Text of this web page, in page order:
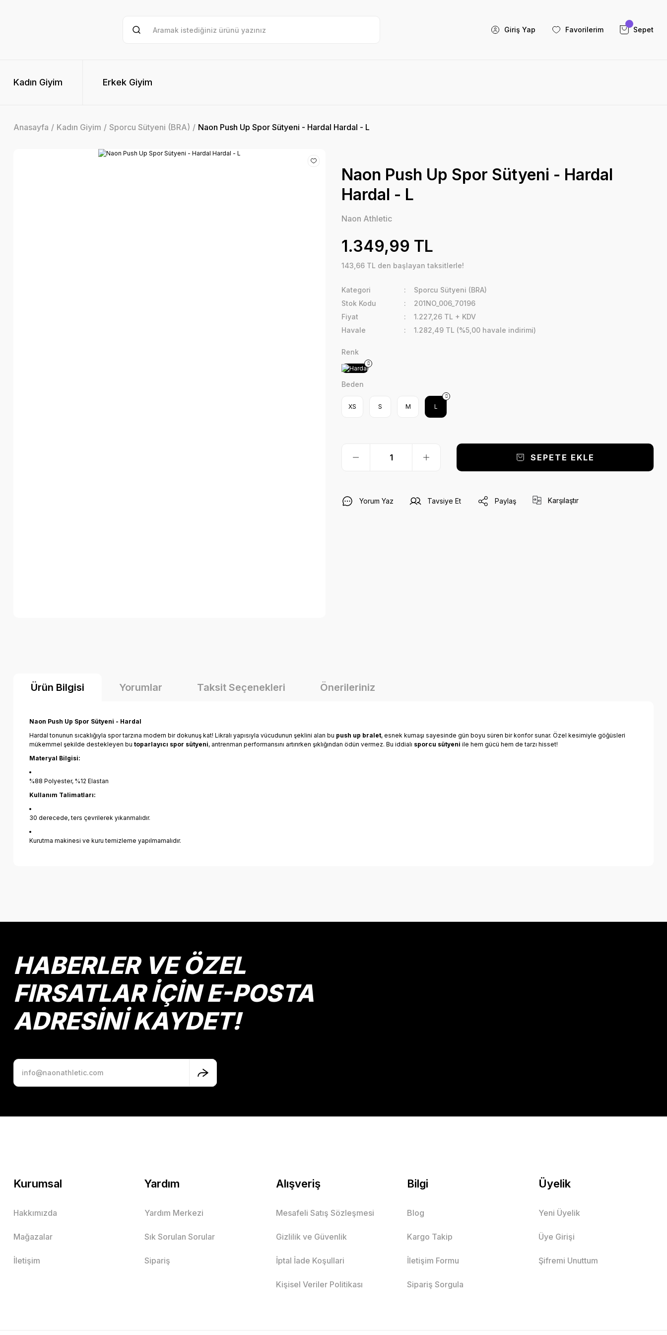
Giriş Yap Favorilerim Sepet
Kadın Giyim Erkek Giyim
Anasayfa Kadın Giyim Sporcu Sütyeni (BRA) Naon Push Up Spor Sütyeni - Hardal Hardal - L
Naon Push Up Spor Sütyeni - Hardal
Hardal - L
Naon Athletic
1.349,99 TL
143,66 TL den başlayan taksitlerle!
Kategori
Sporcu Sütyeni (BRA)
Stok Kodu
201NO_006_70196
Fiyat
1.227,26 TL + KDV
Havale
1.282,49 TL (%5,00 havale indirimi)
Renk
Beden
XS S M L
SEPETE EKLE
Yorum Yaz Tavsiye Et Paylaş Karşılaştır
Ürün Bilgisi Yorumlar Taksit Seçenekleri Önerileriniz
Naon Push Up Spor Sütyeni - Hardal
Hardal tonunun sıcaklığıyla spor tarzına modern bir dokunuş kat! Likralı yapısıyla vücudunun şeklini alan bu push up bralet, esnek kumaşı sayesinde gün boyu süren bir konfor sunar. Özel kesimiyle göğüsleri
mükemmel şekilde destekleyen bu toparlayıcı spor sütyeni, antrenman performansını artırırken şıklığından ödün vermez. Bu iddialı sporcu sütyeni ile hem gücü hem de tarzı hisset!
Materyal Bilgisi:
%88 Polyester, %12 Elastan
Kullanım Talimatları:
30 derecede, ters çevrilerek yıkanmalıdır.
Kurutma makinesi ve kuru temizleme yapılmamalıdır.
Ürün resmi kalitesiz, bozuk veya görüntülenemiyor.
Ürün fiyatı diğer sitelerden daha pahalı.
Bu ürüne benzer farklı alternatifler olmalı.
HABERLER VE ÖZEL
FIRSATLAR İÇİN E-POSTA
ADRESİNİ KAYDET!
Kurumsal
Hakkımızda
Mağazalar
İletişim
Yardım
Yardım Merkezi
Sık Sorulan Sorular
Sipariş
Alışveriş
Mesafeli Satış Sözleşmesi
Gizlilik ve Güvenlik
İptal İade Koşullari
Kişisel Veriler Politikası
Bilgi
Blog
Kargo Takip
İletişim Formu
Sipariş Sorgula
Üyelik
Yeni Üyelik
Üye Girişi
Şifremi Unuttum